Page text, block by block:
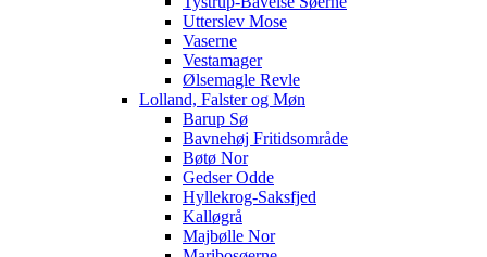
Utterslev Mose
Vaserne
Vestamager
Ølsemagle Revle
Lolland, Falster og Møn
Barup Sø
Bavnehøj Fritidsområde
Bøtø Nor
Gedser Odde
Hyllekrog-Saksfjed
Kalløgrå
Majbølle Nor